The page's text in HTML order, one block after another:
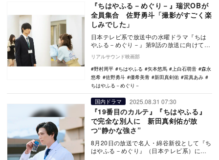
『ちはやふる－めぐり－』瑞沢OBが
全員集合 佐野勇斗「撮影がすごく楽
しみでした」
日本テレビ系で放送中の水曜ドラマ『ちは
やふる－めぐり－』第9話の放送に向けて、
筑波役の佐野勇斗からコメントが寄せられ
た。 TV…
リアルサウンド映画部
野村周平
ちはやふる 矢本悠馬 上白石萌音
森永
悠希
佐野勇斗 優希美青 新田真剣佑
當真あみ
ちはやふる－めぐり－
国内ドラマ 2025.08.31 07:30
『19番目のカルテ』『ちはやふる』
で完全な別人に 新田真剣佑が放
つ“静かな強さ”
8月20日の放送で名人・綿谷新役として『ち
はやふる－めぐり』（日本テレビ系）に登